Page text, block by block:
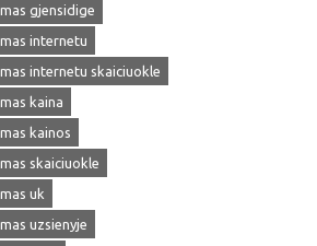
gjensidige
internetu
internetu skaiciuokle
kaina
kainos
skaiciuokle
uk
uzsienyje